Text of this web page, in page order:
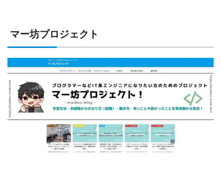
おすすめの動画編集スクール
おすすめのアフィリエイトスクール
おすすめのバーチャルオフィス
おすすめのファクタリング
おすすめの不動産クラウドファンディング
おすすめのソーシャルレンディング
おすすめの資産運用セミナー
おすすめの不動産投資セミナー
おすすめの株式投資スクール
マー坊プロジェクト